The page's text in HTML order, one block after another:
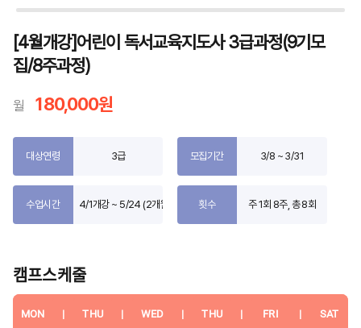
[4월개강]어린이 독서교육지도사 3급과정(9기모
집/8주과정)
월 180,000원
대상연령 3급 모집기간 3/8 ~ 3/31
수업시간 4/1개강 ~ 5/24 (2개월) 횟수 주 1회 8주, 총 8회
캠프스케줄
MON | THU | WED | THU | FRI | SAT